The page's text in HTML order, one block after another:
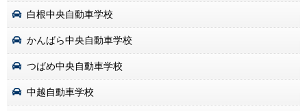
白根中央自動車学校
かんばら中央自動車学校
つばめ中央自動車学校
中越自動車学校